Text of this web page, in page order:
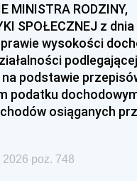
MINISTRA RODZINY,
SPOŁECZNEJ z
wysokości
podlegającej
podstawie
podatku
osiąganych
poz. 748